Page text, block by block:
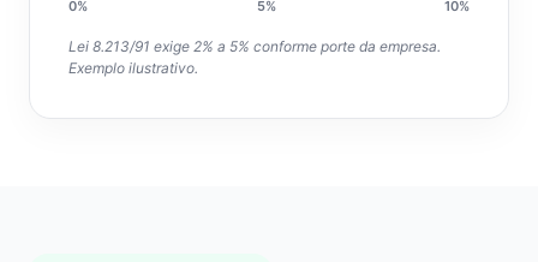
0% 5% 10%
Lei 8.213/91 exige 2% a 5% conforme porte da empresa.
Exemplo ilustrativo.